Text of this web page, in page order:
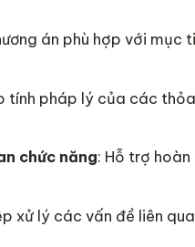
án phù hợp với mục
tính pháp lý của các
chức năng: Hỗ trợ
xử lý các vấn đề liên